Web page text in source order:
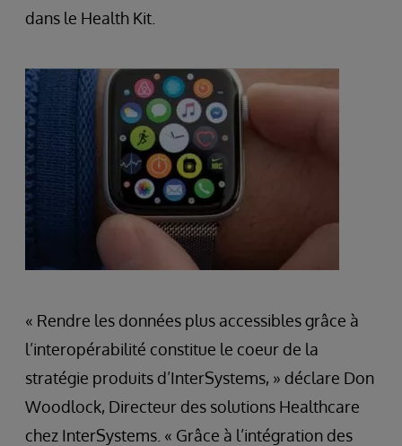
dans le Health Kit.
« Rendre les données plus accessibles grâce à
l’interopérabilité constitue le coeur de la
stratégie produits d’InterSystems, » déclare Don
Woodlock, Directeur des solutions Healthcare
chez InterSystems. « Grâce à l’intégration des